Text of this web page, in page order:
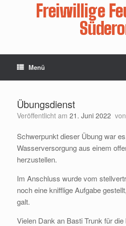
Freiwillige
Menü
Übungsdienst
Veröffentlicht am 21. Juni 2022 von
Schwerpunkt dieser Übung war
Wasserversorgung aus einem
herzustellen.
Im Anschluss wurde vom
noch eine knifflige Aufgabe
galt.
Vielen Dank an Basti Trunk für die